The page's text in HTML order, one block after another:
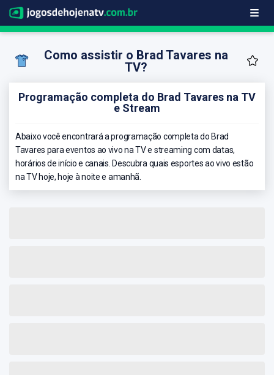
Como assistir o Brad Tavares na
TV?
Programação completa do Brad Tavares na TV
e Stream
Abaixo você encontrará a programação completa do Brad
Tavares para eventos ao vivo na TV e streaming com datas,
horários de início e canais. Descubra quais esportes ao vivo estão
na TV hoje, hoje à noite e amanhã.